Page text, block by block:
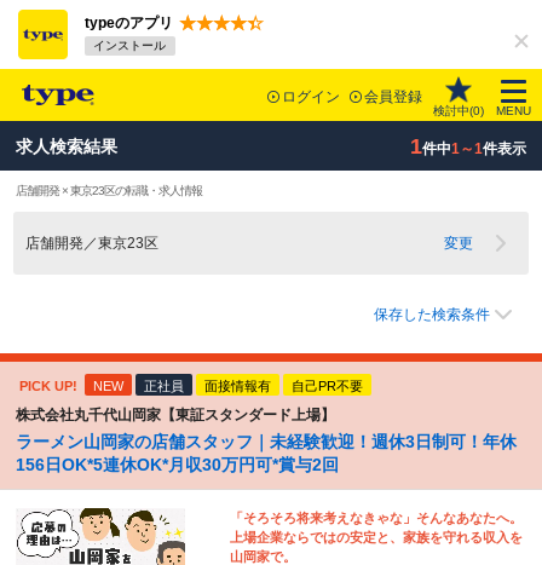
typeのアプリ
インストール
ログイン 会員登録
検討中(0) MENU
求人検索結果 1件中1～1件表示
店舗開発 × 東京23区の転職・求人情報
店舗開発／東京23区 変更
保存した検索条件
PICK UP! NEW 正社員 面接情報有 自己PR不要
株式会社丸千代山岡家【東証スタンダード上場】
ラーメン山岡家の店舗スタッフ｜未経験歓迎！週休3日制可！年休
156日OK*5連休OK*月収30万円可*賞与2回
「そろそろ将来考えなきゃな」そんなあなたへ。
上場企業ならではの安定と、家族を守れる収入を
山岡家で。